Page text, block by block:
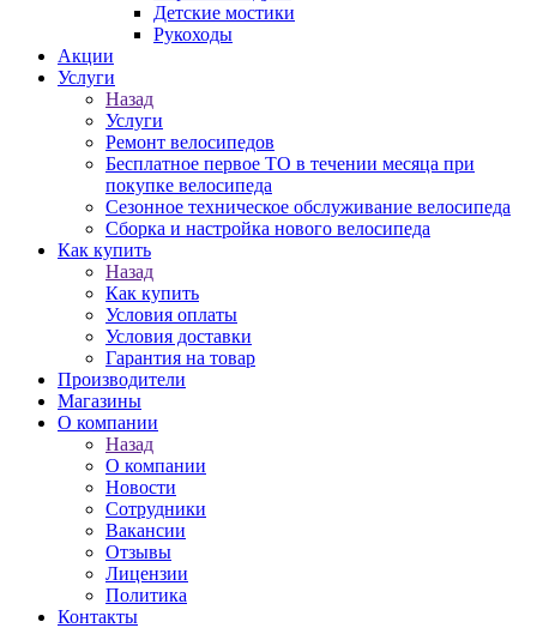
Детские мостики
Рукоходы
Акции
Услуги
Назад
Услуги
Ремонт велосипедов
Бесплатное первое ТО в течении месяца при
покупке велосипеда
Сезонное техническое обслуживание велосипеда
Сборка и настройка нового велосипеда
Как купить
Назад
Как купить
Условия оплаты
Условия доставки
Гарантия на товар
Производители
Магазины
О компании
Назад
О компании
Новости
Сотрудники
Вакансии
Отзывы
Лицензии
Политика
Контакты